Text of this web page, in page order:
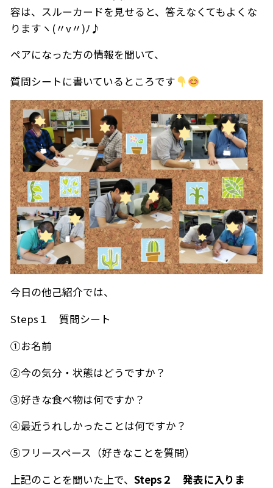
容は、スルーカードを見せると、答えなくてもよくな
りますヽ(〃v〃)ﾉ♪
ペアになった方の情報を聞いて、
質問シートに書いているところです
今日の他己紹介では、
Steps１ 質問シート
①お名前
②今の気分・状態はどうですか？
➂好きな食べ物は何ですか？
④最近うれしかったことは何ですか？
⑤フリースペース（好きなことを質問）
上記のことを聞いた上で、Steps２ 発表に入りま